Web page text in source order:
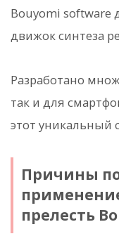
Bouyomi software
движок синтеза
Разработано
так и для
этот уникальный
Причины
прелесть